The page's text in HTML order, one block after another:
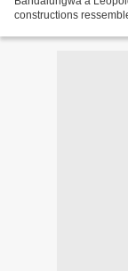
constructions